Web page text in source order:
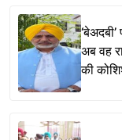
अब वह
की